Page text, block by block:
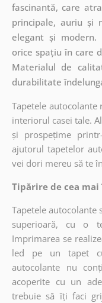
fascinantă, care
principale, auriu și
elegant și
orice spațiu în care
Materialul de
durabilitate
Tapetele
interiorul casei tale.
și prospețime
ajutorul tapetelor
vei dori mereu să te
Tipărire de cea
Tapetele autocolante
superioară, cu o
Imprimarea se
led pe un tapet
autocolante nu
acoperite cu un
trebuie să îți faci